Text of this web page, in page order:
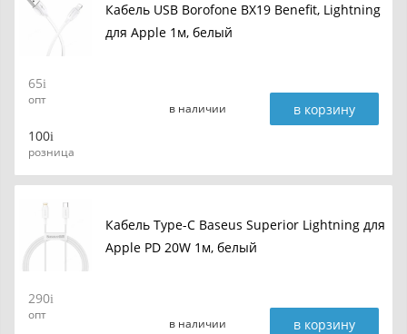
Кабель USB Borofone BX19 Benefit, Lightning
для Apple 1м, белый
65
опт
100
розница
в наличии в корзину
Кабель Type-C Baseus Superior Lightning для
Apple PD 20W 1м, белый
290
опт
в наличии в корзину